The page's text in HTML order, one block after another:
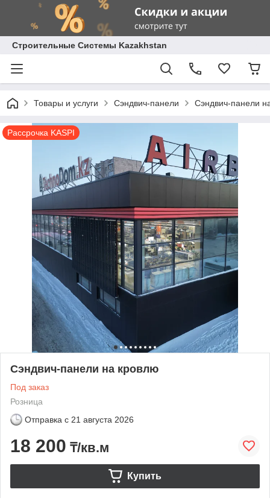
Строительные Системы Kazakhstan
Товары и услуги Сэндвич-панели Сэндвич-панели
Рассрочка KASPI
Сэндвич-панели на кровлю
Под заказ
Розница
Отправка с 21 августа 2026
18 200 ₸/кв.м
Купить